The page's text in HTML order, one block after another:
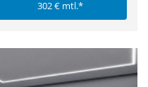
302 € mtl.*